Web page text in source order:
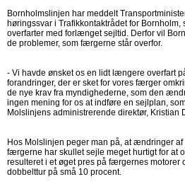
Bornholmslinjen har meddelt
høringssvar i Trafikkontaktrådet for
overfarter med forlænget sejltid. Derfor vil
de problemer, som færgerne står overfor.
- Vi havde ønsket os en lidt længere overfart
forandringer, der er sket for vores færger
de nye krav fra myndighederne, som den
ingen mening for os at indføre en sejlplan,
Molslinjens administrerende direktør, Kristian
Hos Molslinjen peger man på, at ændringer
færgerne har skullet sejle meget hurtigt for at
resulteret i et øget pres på færgernes
dobbelttur på små 10 procent.